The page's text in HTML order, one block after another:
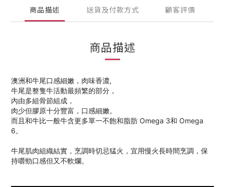
商品描述 送貨及付款方式 顧客評價
商品描述
澳洲和牛尾口感細嫩，肉味香濃,
牛尾是整隻牛活動最頻繁的部分，
內由多組骨節組成，
肉少但膠原十分豐富，口感細嫩。
而且和牛比一般牛含更多單一不飽和脂肪 Omega 3和 Omega
6。
牛尾肌肉組織結實，烹調時切忌猛火，宜用慢火長時間烹調，保
持嚼勁口感但又不軟爛。